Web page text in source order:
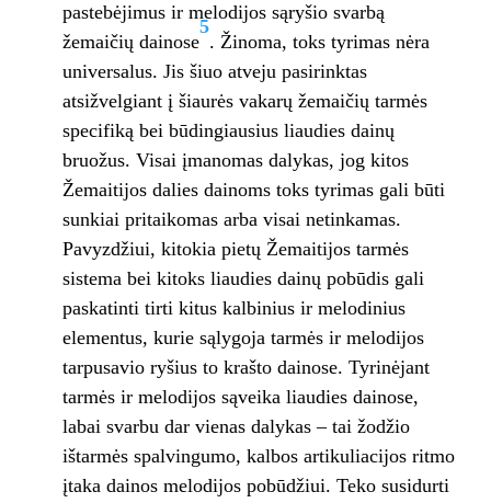
pastebėjimus ir melodijos sąryšio svarbą
žemaičių dainose
5
. Žinoma, toks tyrimas nėra
universalus. Jis šiuo atveju pasirinktas
atsižvelgiant į šiaurės vakarų žemaičių tarmės
specifiką bei būdingiausius liaudies dainų
bruožus. Visai įmanomas dalykas, jog kitos
Žemaitijos dalies dainoms toks tyrimas gali būti
sunkiai pritaikomas arba visai netinkamas.
Pavyzdžiui, kitokia pietų Žemaitijos tarmės
sistema bei kitoks liaudies dainų pobūdis gali
paskatinti tirti kitus kalbinius ir melodinius
elementus, kurie sąlygoja tarmės ir melodijos
tarpusavio ryšius to krašto dainose. Tyrinėjant
tarmės ir melodijos sąveika liaudies dainose,
labai svarbu dar vienas dalykas – tai žodžio
ištarmės spalvingumo, kalbos artikuliacijos ritmo
įtaka dainos melodijos pobūdžiui. Teko susidurti